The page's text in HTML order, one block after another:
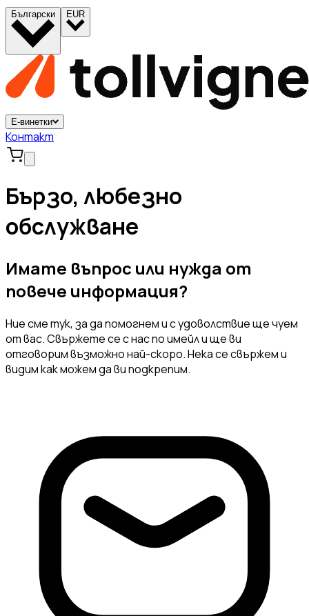
Български EUR
Е-винетки
Контакт
Бързо, любезно
обслужване
Имате въпрос или нужда от
повече информация?
Ние сме тук, за да помогнем и с удоволствие ще чуем
от вас. Свържете се с нас по имейл и ще ви
отговорим възможно най-скоро. Нека се свържем и
видим как можем да ви подкрепим.